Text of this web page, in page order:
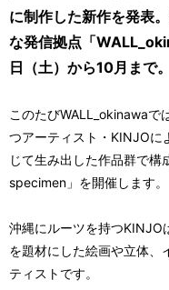
に制作した新作を発表
な発信拠点「
日（土）から10月まで。
このたびWALL_okinawaで
つアーティスト・KINJOに
じて生み出した作品群で
specimen」を開催します。
沖縄にルーツを持つKINJO
を題材にした絵画や立体、
ティストです。